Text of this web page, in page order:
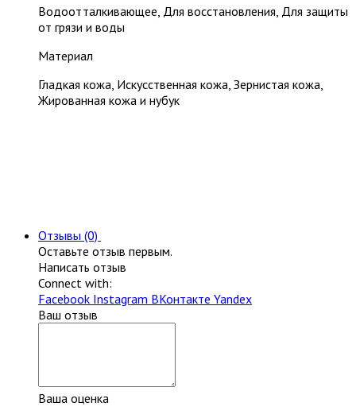
Водоотталкивающее, Для восстановления, Для защиты
от грязи и воды
Материал
Гладкая кожа, Искусственная кожа, Зернистая кожа,
Жированная кожа и нубук
Отзывы (0)
Оставьте отзыв первым.
Написать отзыв
Connect with:
Facebook Instagram ВКонтакте Yandex
Ваш отзыв
Ваша оценка